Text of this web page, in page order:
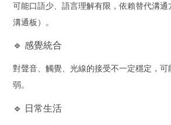
可能口語少、語言理解有限，依賴替代溝通
溝通板）。
🔹 感覺統合
對聲音、觸覺、光線的接受不一定穩定，可
弱。
🔹 日常生活